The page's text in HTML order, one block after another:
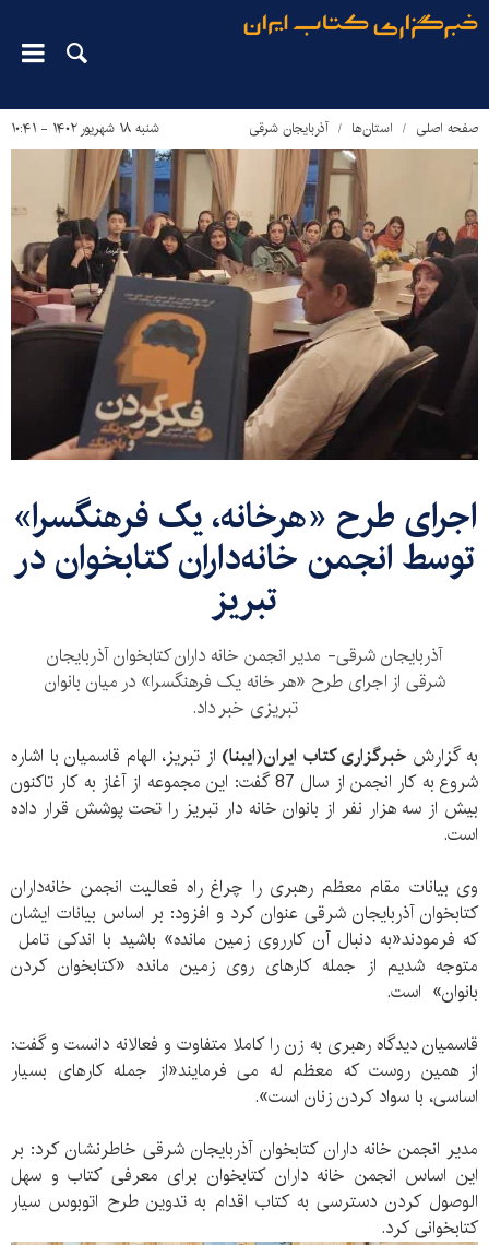
صفحه اصلی استان‌ها آذربایجان شرقی شنبه ۱۸ شهریور ۱۴۰۲ - ۱۰:۴۱
اجرای طرح «هرخانه، یک فرهنگسرا»
توسط انجمن خانه‌داران کتابخوان در
تبریز
آذربایجان شرقی- مدیر انجمن خانه داران کتابخوان آذربایجان
شرقی از اجرای طرح «هر خانه یک فرهنگسرا» در میان بانوان
تبریزی خبر داد.
به گزارش خبرگزاری کتاب ایران(ایبنا) از تبریز، الهام قاسمیان با اشاره
شروع به کار انجمن از سال 87 گفت: این مجموعه از آغاز به کار تاکنون
بیش از سه هزار نفر از بانوان خانه دار تبریز را تحت پوشش قرار داده
است.
وی بیانات مقام معظم رهبری را چراغ راه فعالیت انجمن خانه‌داران
کتابخوان آذربایجان شرقی عنوان کرد و افزود: بر اساس بیانات ایشان
که فرمودند«به دنبال آن کارروی زمین مانده» باشید با اندکی تامل
متوجه شدیم از جمله کارهای روی زمین مانده «کتابخوان کردن
بانوان» است.
قاسمیان دیدگاه رهبری به زن را کاملا متفاوت و فعالانه دانست و گفت:
از همین روست که معظم له می فرمایند«از جمله کارهای بسیار
اساسی، با سواد کردن زنان است».
مدیر انجمن خانه داران کتابخوان آذربایجان شرقی خاطرنشان کرد: بر
این اساس انجمن خانه داران کتابخوان برای معرفی کتاب و سهل
الوصول کردن دسترسی به کتاب اقدام به تدوین طرح اتوبوس سیار
کتابخوانی کرد.